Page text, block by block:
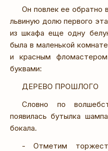
Он повлек ее обратно
львиную долю первого
из шкафа еще одну
была в маленькой
и красным
буквами:
ДЕРЕВО ПРОШЛОГО
Словно по
появилась бутылка
бокала.
- Отметим